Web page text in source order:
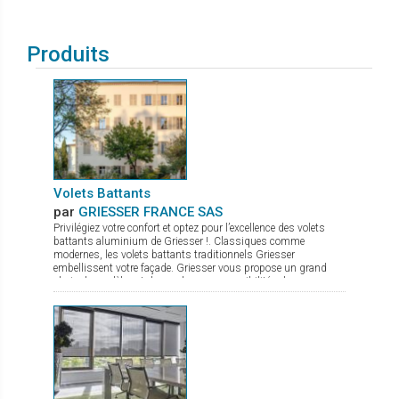
Produits
Volets Battants
par GRIESSER FRANCE SAS
Privilégiez votre confort et optez pour l’excellence des volets
battants aluminium de Griesser !. Classiques comme
modernes, les volets battants traditionnels Griesser
embellissent votre façade. Griesser vous propose un grand
choix de modèles et de nombreuses possibilités de
combinaisons et de remplissages. - Persiennes à lames fixes,
pour plus de charme et de tradition - Persiennes à lames
orientables, pour un passage d'air et de lumière
supplémentaire. - Panneaux pleins et isolés, pour plus
d'obscurité et de confort thermique Les Volets Battants
Traditionnels Griesser présentent de nombreux avantages : >
Facilité de pose avec pentures réglables SystemFix > Isolation
thermique avec le modèle G-ISO (fibre de bois) > 150 couleurs